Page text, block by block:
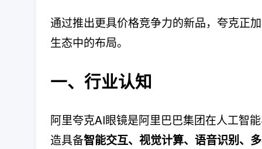
通过推出更具价格竞争力的新品，夸克正
生态中的布局。
一、行业认知
阿里夸克AI眼镜是阿里巴巴集团在人工智
造具备智能交互、视觉计算、语音识别、